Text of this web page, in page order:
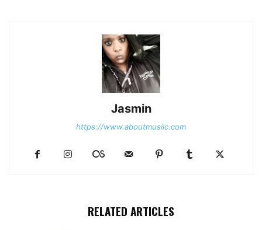
Jasmin
https://www.aboutmusiic.com
RELATED ARTICLES